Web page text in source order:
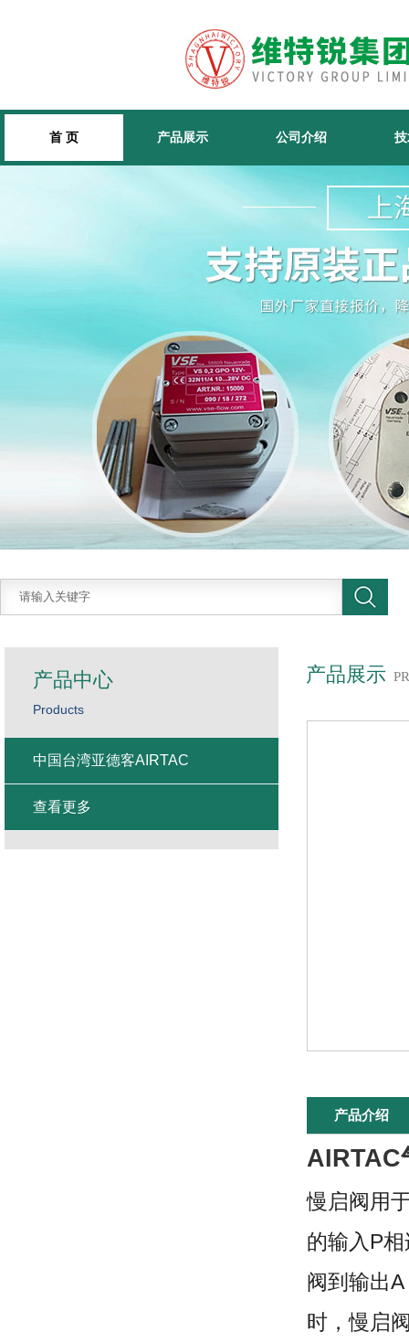
首 页 产品展示 公司介绍
产品展示
产品介绍
AIRTAC
慢启阀用
的输入P
阀到输出
时，慢启
产品中心
Products
中国台湾亚德客AIRTAC
查看更多